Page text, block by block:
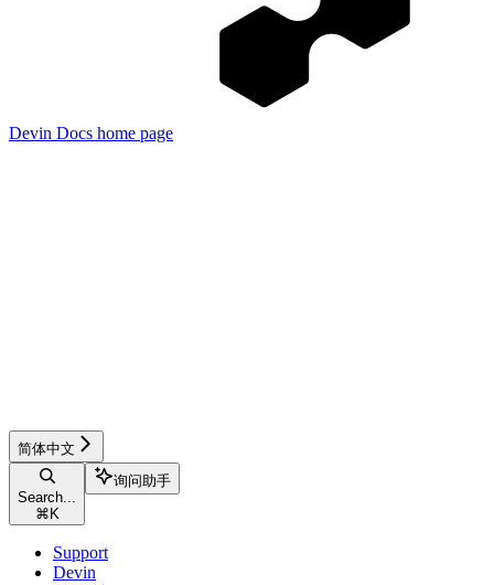
Devin Docs home page
简体中文
Search...
⌘ K
询问助手
Support
Devin